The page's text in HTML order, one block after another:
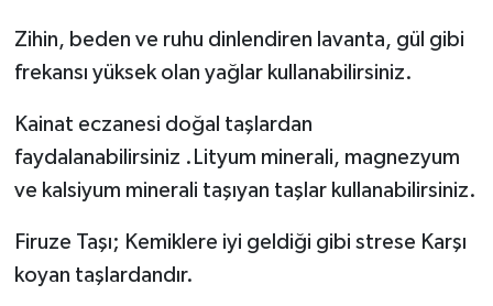
Zihin, beden ve ruhu dinlendiren lavanta, gül gibi
frekansı yüksek olan yağlar kullanabilirsiniz.
Kainat eczanesi doğal taşlardan
faydalanabilirsiniz .Lityum minerali, magnezyum
ve kalsiyum minerali taşıyan taşlar kullanabilirsiniz.
Firuze Taşı; Kemiklere iyi geldiği gibi strese Karşı
koyan taşlardandır.